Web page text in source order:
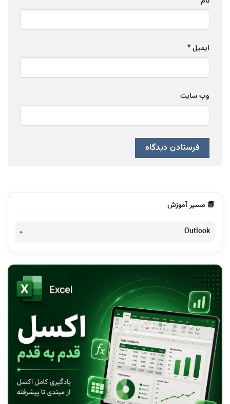
ایمیل*
وب‌ سایت
📘 مسیر آموزش
Outlook
Business Contact Manager برای Outlook 2016 تهیه نشده
است
دسته بندی ایمیل ها به کمک پوشه در Outlook 2013
محافظت از ایمیل ها و اطلاعات در Outlook
معرفی Business Contact Manager برای Outlook 2013
افزودن و خارج کردن contacts در Outlook
افزودن و حذف ایمیل در Outlook
سرویس جدید ایمیل مایکروسافت Outlook.com